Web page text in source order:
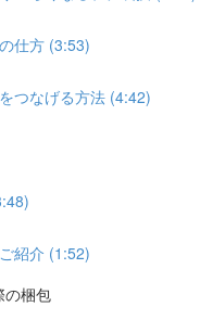
仕方 (3:53)
つなげる方法 (4:42)
紹介 (1:52)
の梱包